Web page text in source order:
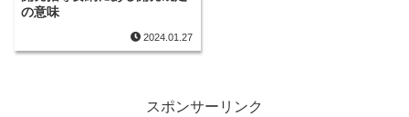
の意味
2024.01.27
スポンサーリンク